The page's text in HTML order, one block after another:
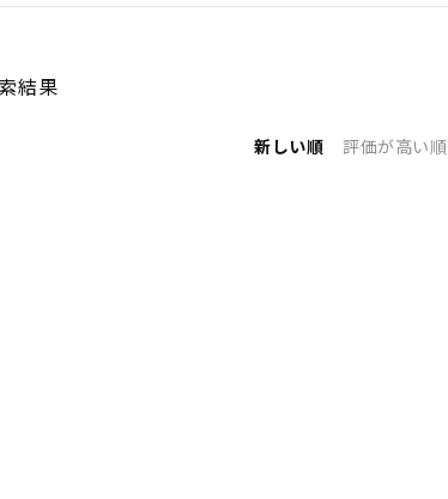
結果
新しい順 評価が高い順